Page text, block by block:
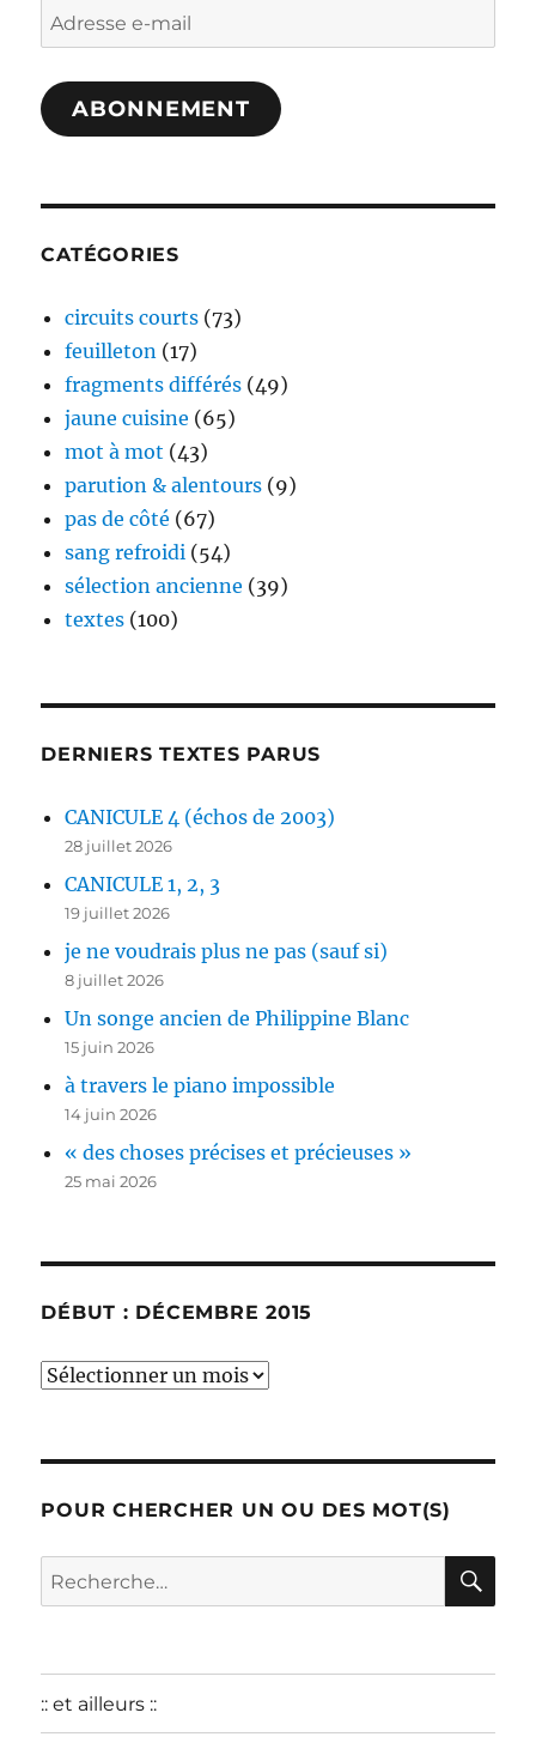
Adresse
e-
mail
ABONNEMENT
CATÉGORIES
circuits courts (73)
feuilleton (17)
fragments différés (49)
jaune cuisine (65)
mot à mot (43)
parution & alentours (9)
pas de côté (67)
sang refroidi (54)
sélection ancienne (39)
textes (100)
DERNIERS TEXTES PARUS
CANICULE 4 (échos de 2003)
28 juillet 2026
CANICULE 1, 2, 3
19 juillet 2026
je ne voudrais plus ne pas (sauf si)
8 juillet 2026
Un songe ancien de Philippine Blanc
15 juin 2026
à travers le piano impossible
14 juin 2026
« des choses précises et précieuses »
25 mai 2026
DÉBUT : DÉCEMBRE 2015
début
POUR CHERCHER UN OU DES MOT(S)
Recherche
pour :
:: et ailleurs ::